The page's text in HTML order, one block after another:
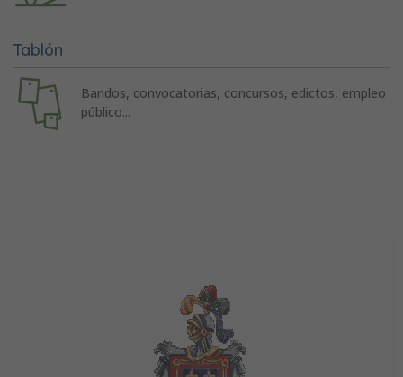
Tablón
Bandos, convocatorias, concursos, edictos, empleo
público...